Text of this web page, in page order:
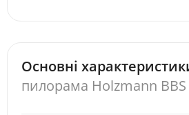
Основні
пилорама Holzmann BBS